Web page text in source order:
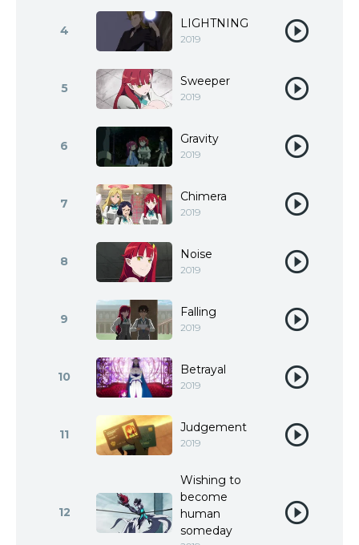
4 LIGHTNING
2019
5 Sweeper
2019
6 Gravity
2019
7 Chimera
2019
8 Noise
2019
9 Falling
2019
10 Betrayal
2019
11 Judgement
2019
12
Wishing to
become
human
someday